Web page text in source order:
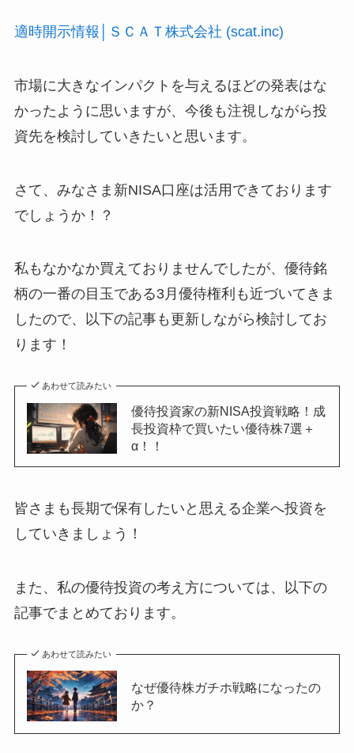
適時開示情報│ＳＣＡＴ株式会社 (scat.inc)
市場に大きなインパクトを与えるほどの発表はな
かったように思いますが、今後も注視しながら投
資先を検討していきたいと思います。
さて、みなさま新NISA口座は活用できております
でしょうか！？
私もなかなか買えておりませんでしたが、優待銘
柄の一番の目玉である3月優待権利も近づいてきま
したので、以下の記事も更新しながら検討してお
ります！
あわせて読みたい
優待投資家の新NISA投資戦略！成
長投資枠で買いたい優待株7選＋
α！！
皆さまも長期で保有したいと思える企業へ投資を
していきましょう！
また、私の優待投資の考え方については、以下の
記事でまとめております。
あわせて読みたい
なぜ優待株ガチホ戦略になったの
か？